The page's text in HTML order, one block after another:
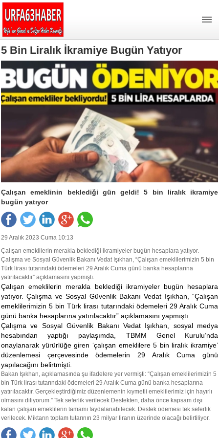
5 Bin Liralık İkramiye Bugün Yatıyor
Çalışan emeklinin beklediği gün geldi! 5 bin liralık ikramiye
bugün yatıyor
29 Aralık 2023 Cuma 10:13
Çalışan emeklilerin merakla beklediği ikramiyeler bugün hesaplara yatıyor.
Çalışma ve Sosyal Güvenlik Bakanı Vedat Işıkhan, “Çalışan emeklilerimizin 5 bin
Türk lirası tutarındaki ödemeleri 29 Aralık Cuma günü banka hesaplarına
yatırılacaktır” açıklamasını yapmıştı.
Çalışan emeklilerin merakla beklediği ikramiyeler bugün hesaplara
yatıyor. Çalışma ve Sosyal Güvenlik Bakanı Vedat Işıkhan, “Çalışan
emeklilerimizin 5 bin Türk lirası tutarındaki ödemeleri 29 Aralık Cuma
günü banka hesaplarına yatırılacaktır” açıklamasını yapmıştı.
Çalışma ve Sosyal Güvenlik Bakanı Vedat Işıkhan, sosyal medya
hesabından yaptığı paylaşımda, TBMM Genel Kurulu’nda
onaylanarak yürürlüğe giren ‘çalışan emeklilere 5 bin liralık ikramiye’
düzenlemesi çerçevesinde ödemelerin 29 Aralık Cuma günü
yapılacağını belirtmişti.
Bakan Işıkhan, açıklamasında şu ifadelere yer vermişti: “Çalışan emeklilerimizin 5
bin Türk lirası tutarındaki ödemeleri 29 Aralık Cuma günü banka hesaplarına
yatırılacaktır. Gerçekleştirdiğimiz düzenlemenin kıymetli emeklilerimiz için hayırlı
olmasını diliyorum.” Tek seferlik verilecek Destekten, daha önce kapsam dışı
kalan çalışan emeklilerin tamamı faydalanabilecek. Destek ödemesi tek seferlik
verilecek. Miktarın toplam tutarının 23 milyar liranın üzerinde olacağı belirtiliyor.